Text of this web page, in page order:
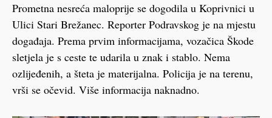
Prometna nesreća maloprije se dogodila u Koprivnici u
Ulici Stari Brežanec. Reporter Podravskog je na mjestu
događaja. Prema prvim informacijama, vozačica Škode
sletjela je s ceste te udarila u znak i stablo. Nema
ozlijeđenih, a šteta je materijalna. Policija je na terenu,
vrši se očevid. Više informacija naknadno.